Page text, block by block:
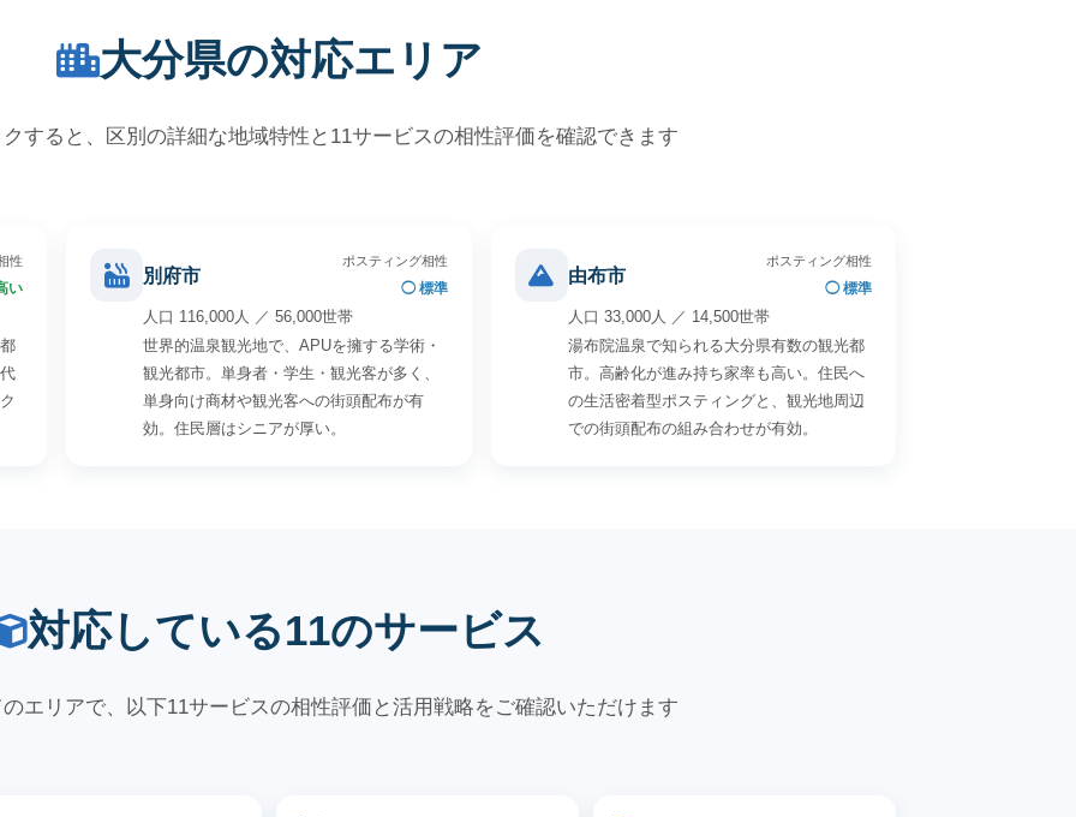
大分県の対応エリア
すると、区別の詳細な地域特性と11サービスの相性評価を確認できます
性
い
別府市
ポスティング相性
◯ 標準
人口 116,000人 ／ 56,000世帯
世界的温泉観光地で、APUを擁する学術・
観光都市。単身者・学生・観光客が多く、
単身向け商材や観光客への街頭配布が有
効。住民層はシニアが厚い。
由布市
ポスティング相性
◯ 標準
人口 33,000人 ／ 14,500世帯
湯布院温泉で知られる大分県有数の観光都
市。高齢化が進み持ち家率も高い。住民へ
の生活密着型ポスティングと、観光地周辺
での街頭配布の組み合わせが有効。
対応している11のサービス
エリアで、以下11サービスの相性評価と活用戦略をご確認いただけます